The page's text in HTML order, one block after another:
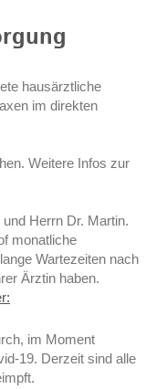
hausärztliche
im direkten
Weitere Infos zur
Herrn Dr. Martin.
monatliche
Wartezeiten nach
Ärztin haben.
im Moment
19. Derzeit sind alle